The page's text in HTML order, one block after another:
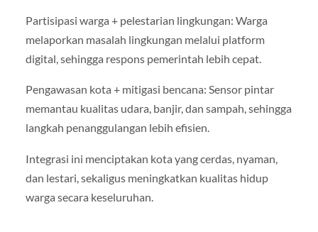
Partisipasi warga + pelestarian lingkungan: Warga
melaporkan masalah lingkungan melalui platform
digital, sehingga respons pemerintah lebih cepat.
Pengawasan kota + mitigasi bencana: Sensor pintar
memantau kualitas udara, banjir, dan sampah, sehingga
langkah penanggulangan lebih efisien.
Integrasi ini menciptakan kota yang cerdas, nyaman,
dan lestari, sekaligus meningkatkan kualitas hidup
warga secara keseluruhan.